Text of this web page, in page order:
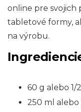
online pre svojich
tabletové formy,
na výrobu.
60 g alebo
250 ml alebo